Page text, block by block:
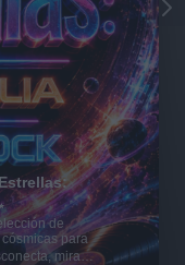
de
para
mira